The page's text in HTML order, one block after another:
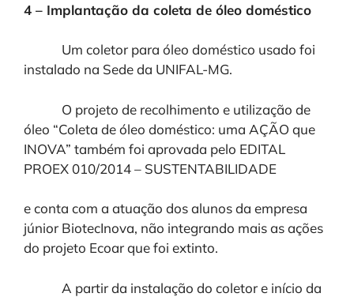
4 – Implantação da coleta de óleo doméstico
Um coletor para óleo doméstico usado foi
instalado na Sede da UNIFAL-MG.
O projeto de recolhimento e utilização de
óleo “Coleta de óleo doméstico: uma AÇÃO que
INOVA” também foi aprovada pelo EDITAL
PROEX 010/2014 – SUSTENTABILIDADE
e conta com a atuação dos alunos da empresa
júnior BiotecInova, não integrando mais as ações
do projeto Ecoar que foi extinto.
A partir da instalação do coletor e início da